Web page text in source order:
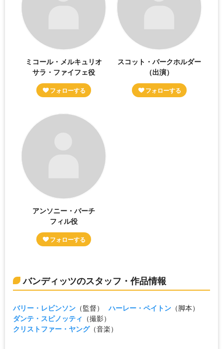
ミコール・メルキュリオ
サラ・ファイフェ役
スコット・バークホルダー
（出演）
アンソニー・バーチ
フィル役
バンディッツのスタッフ・作品情報
バリー・レビンソン （監督） ハーレー・ペイトン （脚本）
ダンテ・スピノッティ （撮影）
クリストファー・ヤング（音楽）